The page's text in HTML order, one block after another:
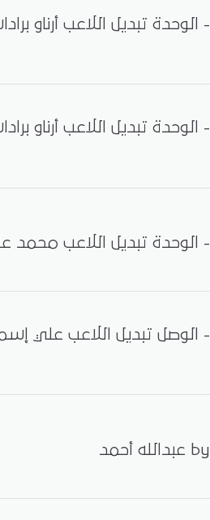
- الوحدة تبديل اللاعب أرناو
- الوحدة تبديل اللاعب أرناو
- الوحدة تبديل اللاعب محمد
- الوصل تبديل اللاعب علي